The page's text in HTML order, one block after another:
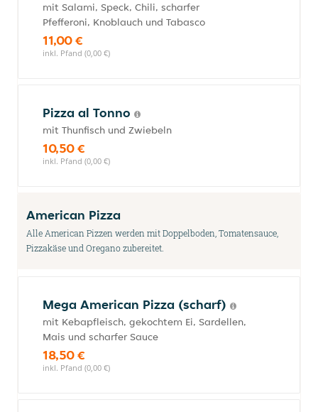
mit Salami, Speck, Chili, scharfer
Pfefferoni, Knoblauch und Tabasco
11,00 €
inkl. Pfand (0,00 €)
Pizza al Tonno
mit Thunfisch und Zwiebeln
10,50 €
inkl. Pfand (0,00 €)
American Pizza
Alle American Pizzen werden mit Doppelboden, Tomatensauce,
Pizzakäse und Oregano zubereitet.
Mega American Pizza (scharf)
mit Kebapfleisch, gekochtem Ei, Sardellen,
Mais und scharfer Sauce
18,50 €
inkl. Pfand (0,00 €)